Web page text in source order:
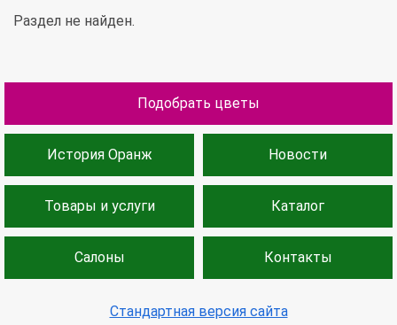
Раздел не найден.
Подобрать цветы
История Оранж Новости
Товары и услуги Каталог
Салоны Контакты
Стандартная версия сайта